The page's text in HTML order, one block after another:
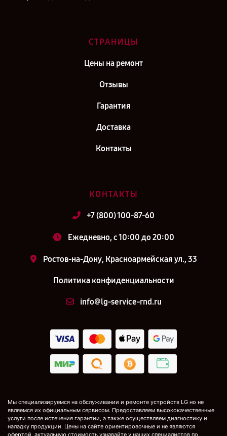
СТРАНИЦЫ
Цены на ремонт
Отзывы
Гарантия
Доставка
Контакты
КОНТАКТЫ
+7 (800) 100-87-60
Ежедневно, с 10:00 до 20:00
Ростов-на-Дону, Красноармейская ул., 33
Политика конфиденциальности
info@lg-service-rnd.ru
Мы специализируемся на обслуживании и ремонте устройств LG но не
являемся их официальным сервисом. Предоставляем высококачественные
услуги после истечения гарантии, а также осуществляем диагностику и
наладку продукции. Цены на сайте ориентировочные и не являются